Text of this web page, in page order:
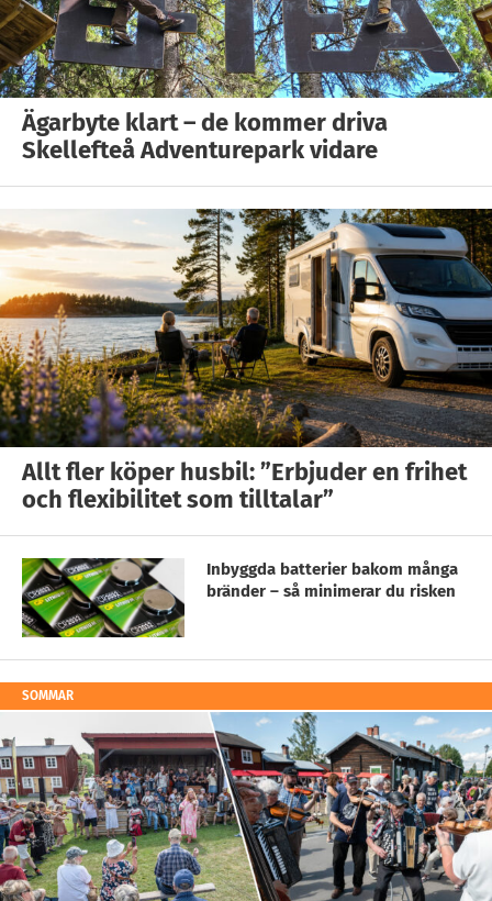
Ägarbyte klart – de kommer driva
Skellefteå Adventurepark vidare
Allt fler köper husbil: ”Erbjuder en frihet
och flexibilitet som tilltalar”
Inbyggda batterier bakom många
bränder – så minimerar du risken
SOMMAR